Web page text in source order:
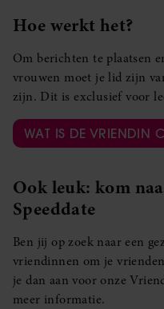
Hoe werkt het?
Om berichten te plaatsen
vrouwen moet je lid zijn
zijn. Dit is exclusief voor
WAT IS DE VRIENDIN
Ook leuk: kom
Speeddate
Ben jij op zoek naar een
vriendinnen om je
je dan aan voor onze
meer informatie.